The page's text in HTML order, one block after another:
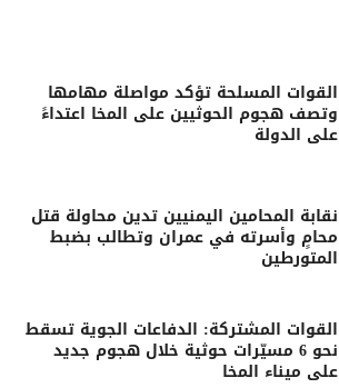
القوات المسلحة تؤكد مواصلة مهامها
وتصف هجوم الحوثيين على المخا اعتداءً
على الدولة
نقابة المحامين اليمنيين تدين محاولة قتل
محامٍ وأسرته في عمران وتطالب بضبط
المتورطين
القوات المشتركة: الدفاعات الجوية تسقط
نحو 6 مسيّرات حوثية خلال هجوم جديد
على ميناء المخا